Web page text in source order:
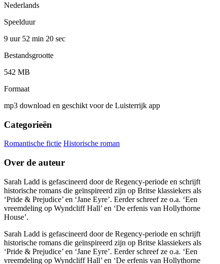
Nederlands
Speelduur
9 uur 52 min 20 sec
Bestandsgrootte
542 MB
Formaat
mp3 download en geschikt voor de Luisterrijk app
Categorieën
Romantische fictie Historische roman
Over de auteur
Sarah Ladd is gefascineerd door de Regency-periode en schrijft
historische romans die geïnspireerd zijn op Britse klassiekers als
‘Pride & Prejudice’ en ‘Jane Eyre’. Eerder schreef ze o.a. ‘Een
vreemdeling op Wyndcliff Hall’ en ‘De erfenis van Hollythorne
House’.
Sarah Ladd is gefascineerd door de Regency-periode en schrijft
historische romans die geïnspireerd zijn op Britse klassiekers als
‘Pride & Prejudice’ en ‘Jane Eyre’. Eerder schreef ze o.a. ‘Een
vreemdeling op Wyndcliff Hall’ en ‘De erfenis van Hollythorne